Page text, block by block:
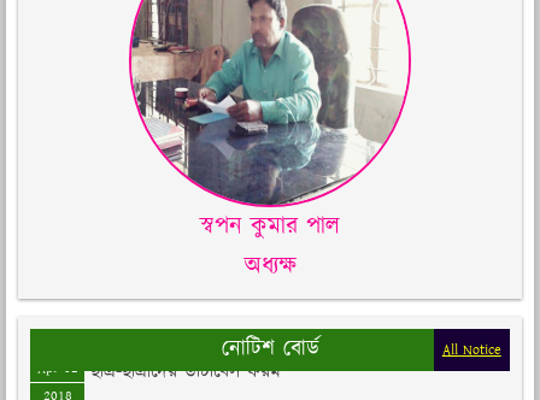
স্বপন কুমার পাল
অধ্যক্ষ
নোটিশ বোর্ড
2021
উপবৃত্তি প্রাপ্ত শিক্ষার্থীর তালিকা-২০২০-২০২১
2018
ছাত্র-ছাত্রীদের ডাটাবেস ফরম All Notice